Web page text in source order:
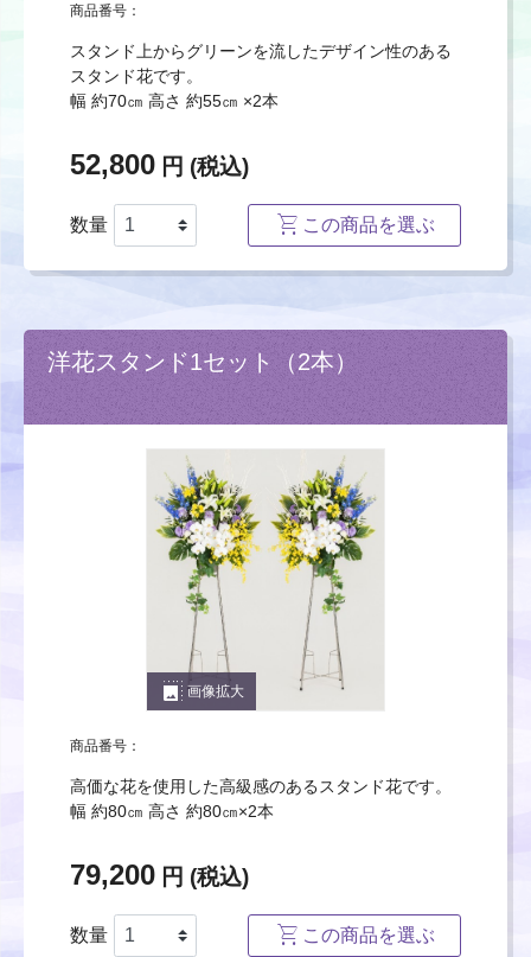
商品番号：
スタンド上からグリーンを流したデザイン性のある
スタンド花です。
幅 約70㎝ 高さ 約55㎝ ×2本
52,800 円 (税込)
数量 この商品を選ぶ
洋花スタンド1セット（2本）
photo_size_select_large 画像拡大
商品番号：
高価な花を使用した高級感のあるスタンド花です。
幅 約80㎝ 高さ 約80㎝×2本
79,200 円 (税込)
数量 この商品を選ぶ